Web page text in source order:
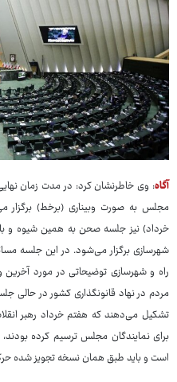
آگاه: وی خاطرنشان کرد: در مدت زمان
خرداد) نیز جلسه صحن به همین شیوه و با
شهرسازی برگزار می‌شود. در این جلسه
راه و شهرسازی توضیحاتی در مورد
مردم در نهاد قانونگذاری کشور در حالی
تشکیل می‌دهند که هفتم خرداد رهبر
برای نمایندگان مجلس ترسیم کرده
است و باید طبق همان نسخه تجویز شده